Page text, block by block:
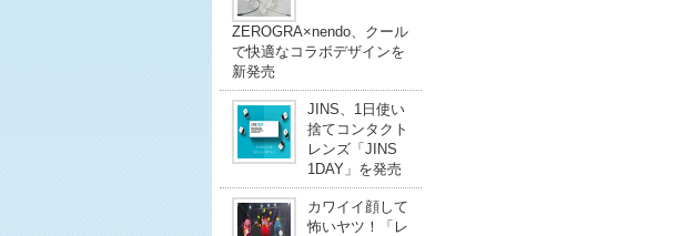
ZEROGRA×nendo、クール
で快適なコラボデザインを
新発売
JINS、1日使い
捨てコンタクト
レンズ「JINS
1DAY」を発売
カワイイ顔して
怖いヤツ！「レ